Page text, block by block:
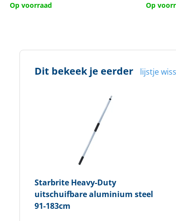
Op voorraad Op
Dit bekeek je eerder lijstje
StarbriteHeavy-Duty
uitschuifbare aluminium steel
91-183cm